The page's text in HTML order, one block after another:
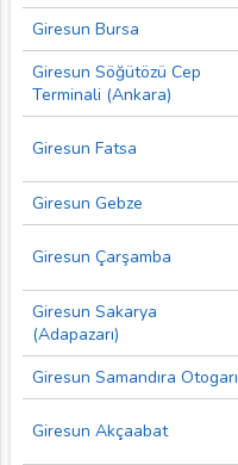
Giresun Bursa
Giresun Söğütözü Cep
Terminali (Ankara)
Giresun Fatsa
Giresun Gebze
Giresun Çarşamba
Giresun Sakarya
(Adapazarı)
Giresun Samandıra Otogarı
Giresun Akçaabat